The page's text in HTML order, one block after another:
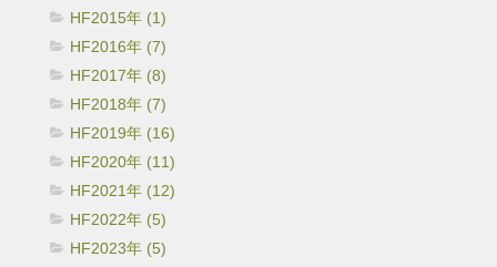
HF2015年 (1)
HF2016年 (7)
HF2017年 (8)
HF2018年 (7)
HF2019年 (16)
HF2020年 (11)
HF2021年 (12)
HF2022年 (5)
HF2023年 (5)